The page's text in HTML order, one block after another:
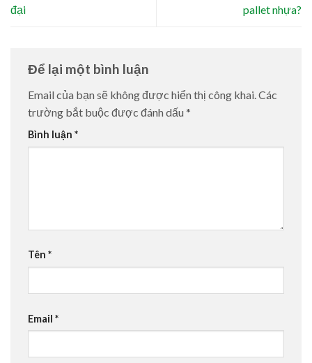
đại
pallet nhựa?
Để lại một bình luận
Email của bạn sẽ không được hiển thị công khai.Các
trường bắt buộc được đánh dấu *
Bình luận *
Tên *
Email *